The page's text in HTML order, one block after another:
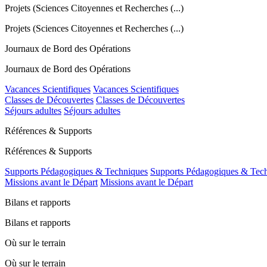
Projets (Sciences Citoyennes et Recherches (...)
Projets (Sciences Citoyennes et Recherches (...)
Journaux de Bord des Opérations
Journaux de Bord des Opérations
Vacances Scientifiques Vacances Scientifiques
Classes de Découvertes Classes de Découvertes
Séjours adultes Séjours adultes
Références & Supports
Références & Supports
Supports Pédagogiques & Techniques Supports Pédagogiques &
Missions avant le Départ Missions avant le Départ
Bilans et rapports
Bilans et rapports
Où sur le terrain
Où sur le terrain